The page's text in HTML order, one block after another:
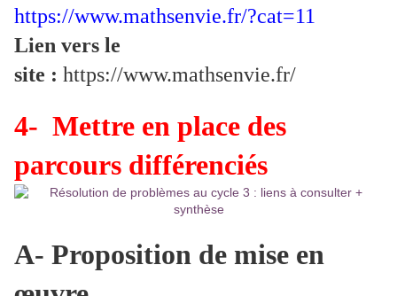
https://www.mathsenvie.fr/?cat=11
Lien vers le
site : https://www.mathsenvie.fr/
4- Mettre en place des
parcours différenciés
A- Proposition de mise en